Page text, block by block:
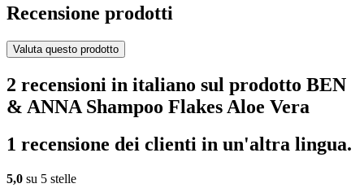
Recensione prodotti
Valuta questo prodotto
2 recensioni in italiano sul prodotto BEN
& ANNA Shampoo Flakes Aloe Vera
1 recensione dei clienti in un'altra lingua.
5,0 su 5 stelle